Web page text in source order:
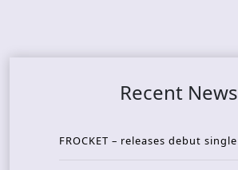
Recent News
FROCKET – releases debut single